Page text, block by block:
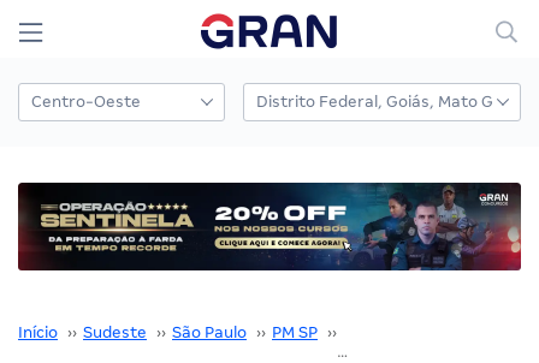
Início ›› Sudeste ›› São Paulo ›› PM SP ››